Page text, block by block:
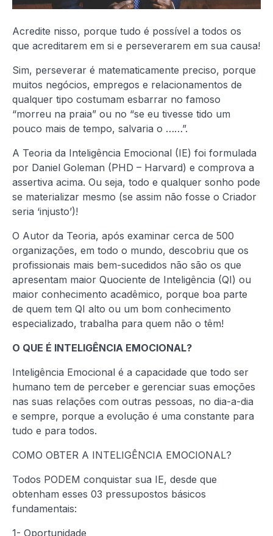
Acredite nisso, porque tudo é possível a todos os
que acreditarem em si e perseverarem em sua causa!
Sim, perseverar é matematicamente preciso, porque
muitos negócios, empregos e relacionamentos de
qualquer tipo costumam esbarrar no famoso
“morreu na praia” ou no “se eu tivesse tido um
pouco mais de tempo, salvaria o ……”.
A Teoria da Inteligência Emocional (IE) foi formulada
por Daniel Goleman (PHD – Harvard) e comprova a
assertiva acima. Ou seja, todo e qualquer sonho pode
se materializar mesmo (se assim não fosse o Criador
seria ‘injusto’)!
O Autor da Teoria, após examinar cerca de 500
organizações, em todo o mundo, descobriu que os
profissionais mais bem-sucedidos não são os que
apresentam maior Quociente de Inteligência (QI) ou
maior conhecimento acadêmico, porque boa parte
de quem tem QI alto ou um bom conhecimento
especializado, trabalha para quem não o têm!
O QUE É INTELIGÊNCIA EMOCIONAL?
Inteligência Emocional é a capacidade que todo ser
humano tem de perceber e gerenciar suas emoções
nas suas relações com outras pessoas, no dia-a-dia
e sempre, porque a evolução é uma constante para
tudo e para todos.
COMO OBTER A INTELIGÊNCIA EMOCIONAL?
Todos PODEM conquistar sua IE, desde que
obtenham esses 03 pressupostos básicos
fundamentais:
1- Oportunidade